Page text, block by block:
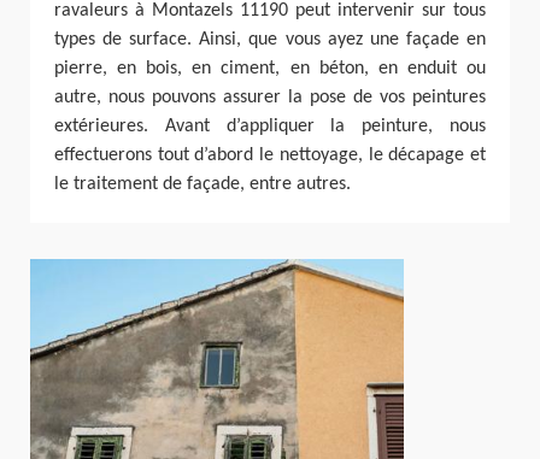
ravaleurs à Montazels 11190 peut intervenir sur tous
types de surface. Ainsi, que vous ayez une façade en
pierre, en bois, en ciment, en béton, en enduit ou
autre, nous pouvons assurer la pose de vos peintures
extérieures. Avant d’appliquer la peinture, nous
effectuerons tout d’abord le nettoyage, le décapage et
le traitement de façade, entre autres.